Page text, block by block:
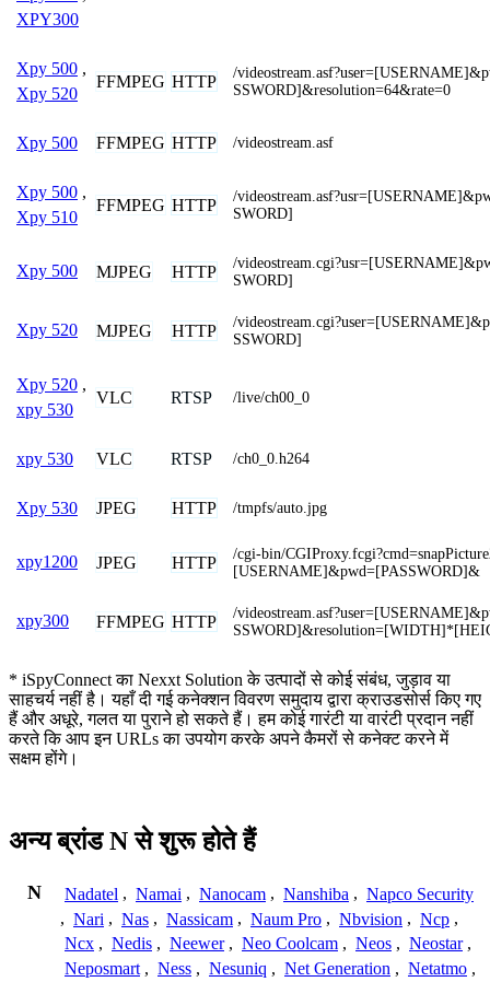
XPY300
Xpy 500 ,
Xpy 520
FFMPEG HTTP
/
SSWORD]&resolution=64&rate=0
Xpy 500 FFMPEG HTTP /videostream.asf
Xpy 500 ,
Xpy 510
FFMPEG HTTP
/
SWORD]
Xpy 500 MJPEG HTTP
/
SWORD]
Xpy 520 MJPEG HTTP
/
SSWORD]
Xpy 520 ,
xpy 530
VLC RTSP /live/ch00_0
xpy 530 VLC RTSP /ch0_0.h264
Xpy 530 JPEG HTTP /tmpfs/auto.jpg
xpy1200 JPEG HTTP
/cgi-bin/
[USERNAME]&pwd=[PASSWORD]&
xpy300 FFMPEG HTTP
/
* iSpyConnect का Nexxt Solution के उत्पादों से कोई संबंध, जुड़ाव या
साहचर्य नहीं है। यहाँ दी गई कनेक्शन विवरण समुदाय द्वारा क्राउडसोर्स किए गए
हैं और अधूरे, गलत या पुराने हो सकते हैं। हम कोई गारंटी या वारंटी प्रदान नहीं
करते कि आप इन URLs का उपयोग करके अपने कैमरों से कनेक्ट करने में
सक्षम होंगे।
अन्य ब्रांड N से शुरू होते हैं
N Nadatel , Namai , Nanocam , Nanshiba , Napco Security
, Nari , Nas , Nassicam , Naum Pro , Nbvision , Ncp ,
Ncx , Nedis , Neewer , Neo Coolcam , Neos , Neostar ,
Neposmart , Ness , Nesuniq , Net Generation , Netatmo ,